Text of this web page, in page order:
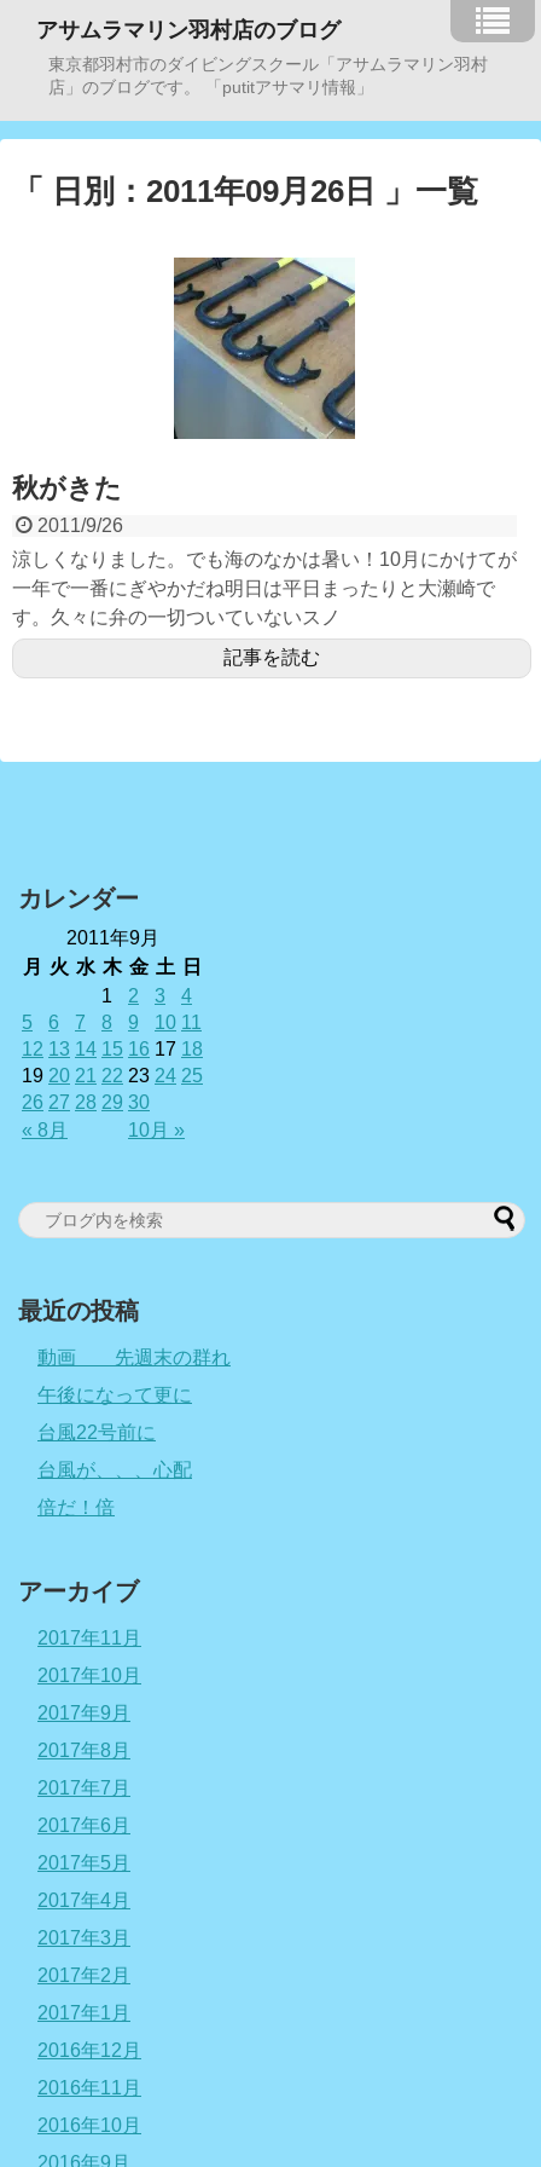
アサムラマリン羽村店のブログ
東京都羽村市のダイビングスクール「アサムラマリン羽村
店」のブログです。 「putitアサマリ情報」
「 日別：2011年09月26日 」一覧
秋がきた
2011/9/26
涼しくなりました。でも海のなかは暑い！10月にかけてが
一年で一番にぎやかだね明日は平日まったりと大瀬崎で
す。久々に弁の一切ついていないスノ
記事を読む
カレンダー
2011年9月
月
火 水 木 金 土 日
« 8月 10月 »
1 2 3
4
5
6 7 8 9 10 11
12 13 14 15 16 17 18
19 20 21 22 23 24 25
26 27 28 29 30
最近の投稿
動画 先週末の群れ
午後になって更に
台風22号前に
台風が、、、心配
倍だ！倍
アーカイブ
2017年11月
2017年10月
2017年9月
2017年8月
2017年7月
2017年6月
2017年5月
2017年4月
2017年3月
2017年2月
2017年1月
2016年12月
2016年11月
2016年10月
2016年9月